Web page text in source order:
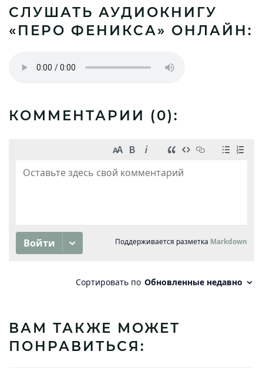
СЛУШАТЬ АУДИОКНИГУ
«ПЕРО ФЕНИКСА» ОНЛАЙН:
КОММЕНТАРИИ (0):
ВАМ ТАКЖЕ МОЖЕТ
ПОНРАВИТЬСЯ: